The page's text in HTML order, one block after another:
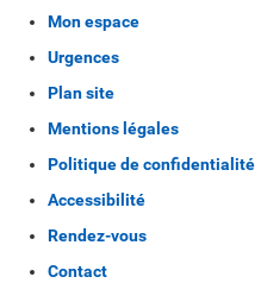
Mon espace
Urgences
Plan site
Mentions légales
Politique de confidentialité
Accessibilité
Rendez-vous
Contact